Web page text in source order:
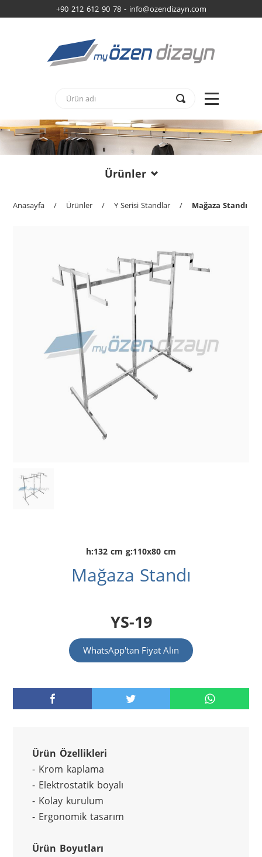
+90 212 612 90 78 - info@ozendizayn.com
Ürünler
Anasayfa / Ürünler / Y Serisi Standlar / Mağaza Standı
h:132 cm g:110x80 cm
Mağaza Standı
YS-19
WhatsApp'tan Fiyat Alın
Ürün Özellikleri
- Krom kaplama
- Elektrostatik boyalı
- Kolay kurulum
- Ergonomik tasarım
Ürün Boyutları